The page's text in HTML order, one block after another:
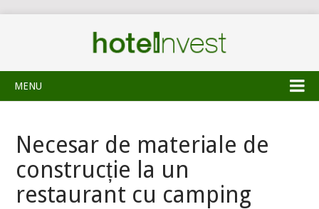
MENU
Necesar de materiale de
construcție la un
restaurant cu camping